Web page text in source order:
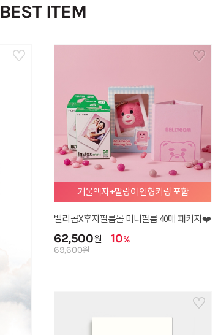
BEST ITEM
거울액자+말랑이인형키링 포함
벨리곰X후지필름몰 미니필름 40매 패키지❤️
62,500원
69,600원
10%